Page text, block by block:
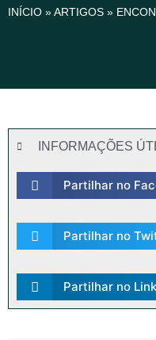
INÍCIO »ARTIGOS »
INFORMAÇÕES
Partilhar no
Partilhar no
Partilhar no